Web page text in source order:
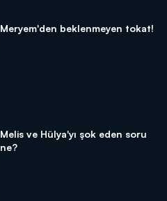
Meryem'den beklenmeyen tokat!
Melis ve Hülya'yı şok eden soru
ne?